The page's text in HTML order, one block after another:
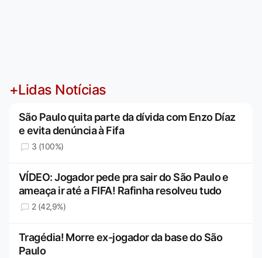
+Lidas Notícias
São Paulo quita parte da dívida com Enzo Díaz
e evita denúncia à Fifa
3 (100%)
VÍDEO: Jogador pede pra sair do São Paulo e
ameaça ir até a FIFA! Rafinha resolveu tudo
2 (42,9%)
Tragédia! Morre ex-jogador da base do São
Paulo